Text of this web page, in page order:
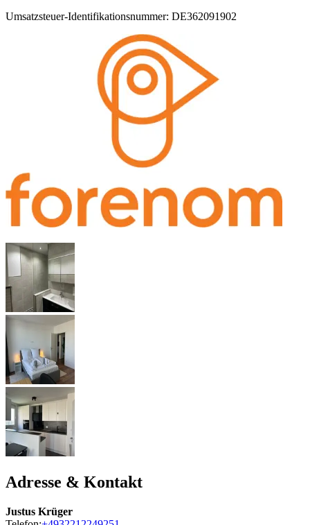
Umsatzsteuer-Identifikationsnummer: DE362091902
Adresse & Kontakt
Justus Krüger